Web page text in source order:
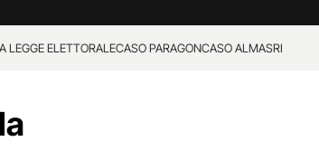
LEGGE ELETTORALECASO PARAGONCASO ALMASRI